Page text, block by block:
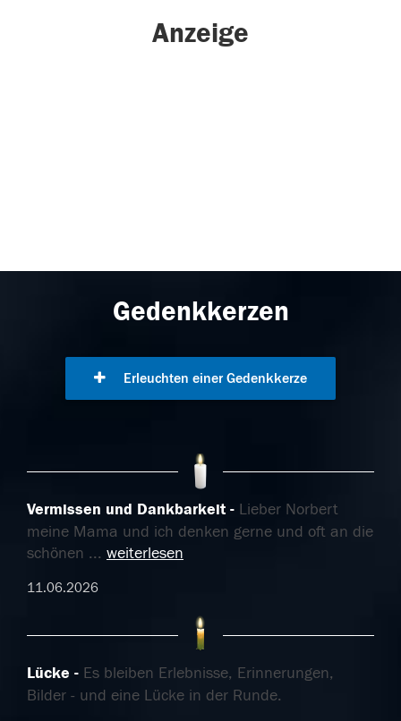
Anzeige
Gedenkkerzen
Erleuchten einer Gedenkkerze
Vermissen und Dankbarkeit
Lieber Norbert
meine Mama und ich denken gerne und oft an die
schönen ... weiterlesen
11.06.2026
Lücke
Es bleiben Erlebnisse, Erinnerungen,
Bilder - und eine Lücke in der Runde.